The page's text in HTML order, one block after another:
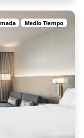
Medio Tiempo